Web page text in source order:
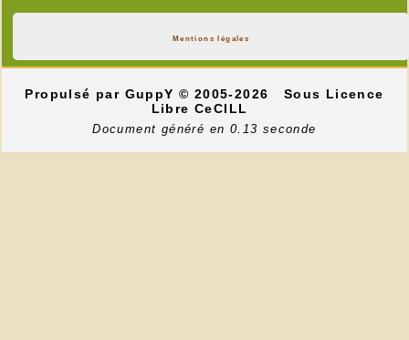
Mentions légales
Propulsé par GuppY© 2005-2026
Sous Licence
Libre CeCILL
Document généré en 0.13 seconde